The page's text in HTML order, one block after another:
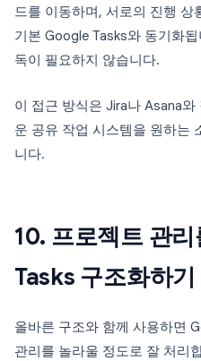
드를 이동하며, 서로의 진행 상
기본 Google Tasks와 동기화
독이 필요하지 않습니다.
이 접근 방식은 Jira나 Asana
운 공유 작업 시스템을 원하는
니다.
10. 프로젝트 관
Tasks 구조화하기
올바른 구조와 함께 사용하면
관리를 놀라울 정도로 잘 처리